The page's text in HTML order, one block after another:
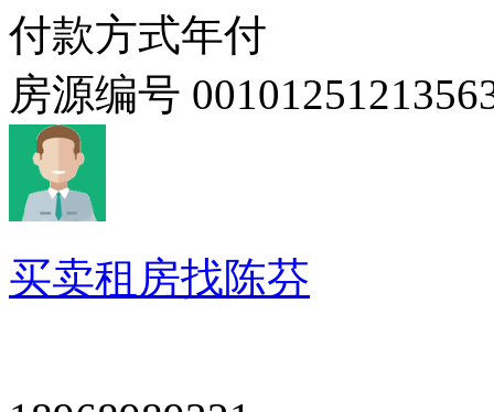
付款方式年付
房源编号
买卖租房找陈芬